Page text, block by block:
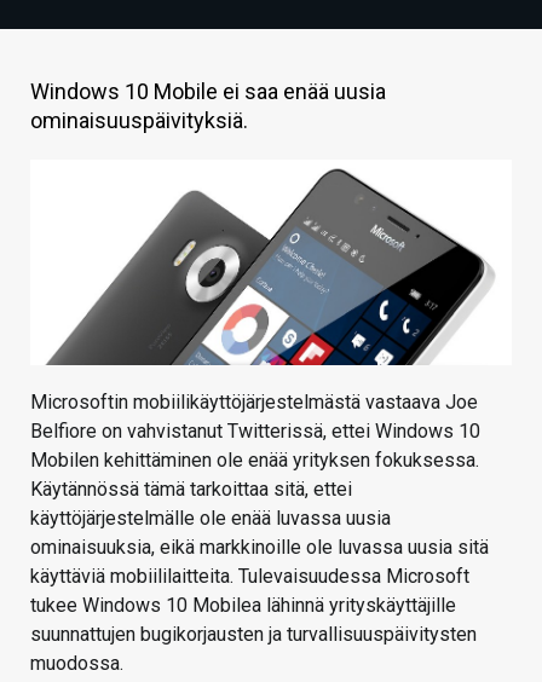
KAUPPA
Windows 10 Mobile ei saa enää uusia
ominaisuuspäivityksiä.
Microsoftin mobiilikäyttöjärjestelmästä vastaava Joe
Belfiore on vahvistanut Twitterissä, ettei Windows 10
Mobilen kehittäminen ole enää yrityksen fokuksessa.
Käytännössä tämä tarkoittaa sitä, ettei
käyttöjärjestelmälle ole enää luvassa uusia
ominaisuuksia, eikä markkinoille ole luvassa uusia sitä
käyttäviä mobiililaitteita. Tulevaisuudessa Microsoft
tukee Windows 10 Mobilea lähinnä yrityskäyttäjille
suunnattujen bugikorjausten ja turvallisuuspäivitysten
muodossa.